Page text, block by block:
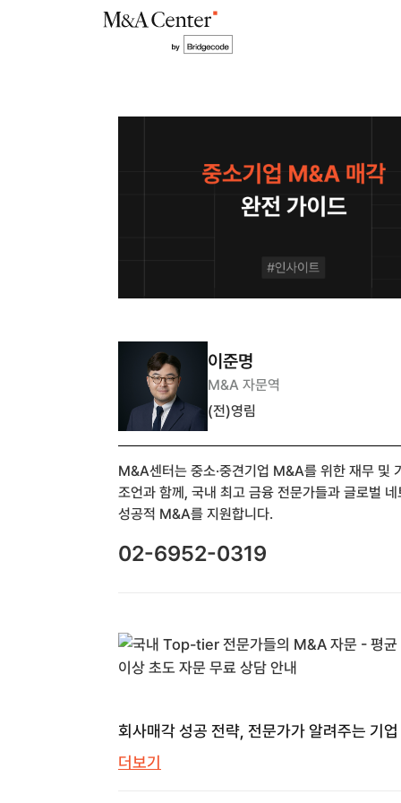
이준명
M&A 자문역
(전)영림
M&A센터는 중소·중견기업 M&A를 위한 재무 및
조언과 함께, 국내 최고 금융 전문가들과 글로벌
성공적 M&A를 지원합니다.
02-6952-0319
회사매각 성공 전략, 전문가가 알려주는 기
모든 것 | M&A센터 | M&A 센터
더보기